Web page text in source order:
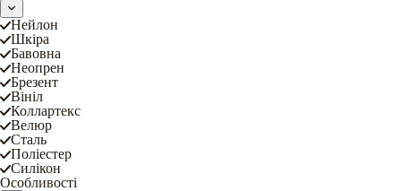
Нейлон
Шкіра
Бавовна
Неопрен
Брезент
Вініл
Коллартекс
Велюр
Сталь
Поліестер
Силікон
Особливості